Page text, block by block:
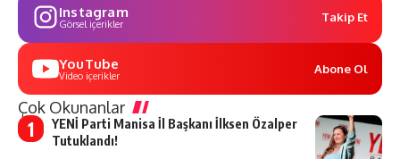
Instagram
Görsel içerikler Takip Et
YouTube
Video içerikler Abone Ol
Çok Okunanlar
YENİ Parti Manisa İl Başkanı İlksen Özalper
Tutuklandı!